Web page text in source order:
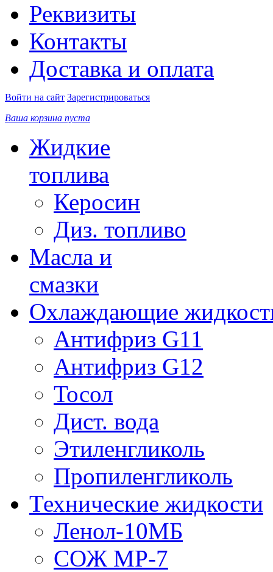
Реквизиты
Контакты
Доставка и оплата
Войти на сайт Зарегистрироваться
Ваша корзина пуста
Жидкие
топлива
Керосин
Диз. топливо
Масла и
смазки
Охлаждающие
Антифриз G11
Антифриз G12
Тосол
Дист. вода
Этиленгликоль
Пропиленгликоль
Технические жидкости
Ленол-10МБ
СОЖ МР-7